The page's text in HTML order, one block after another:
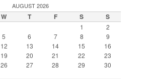
AUGUST 2026
W T F S S
1
2
5 6 7 8
9
12 13 14 15
16
19 20 21 22
23
26 27 28 29
30